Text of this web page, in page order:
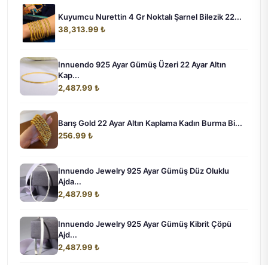
Kuyumcu Nurettin 4 Gr Noktalı Şarnel Bilezik 22...
38,313.99 ₺
Innuendo 925 Ayar Gümüş Üzeri 22 Ayar Altın
Kap...
2,487.99 ₺
Barış Gold 22 Ayar Altın Kaplama Kadın Burma Bi...
256.99 ₺
Innuendo Jewelry 925 Ayar Gümüş Düz Oluklu
Ajda...
2,487.99 ₺
Innuendo Jewelry 925 Ayar Gümüş Kibrit Çöpü
Ajd...
2,487.99 ₺